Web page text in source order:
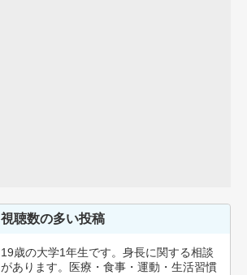
視聴数の多い投稿
19歳の大学1年生です。身長に関する相談
があります。医療・食事・運動・生活習慣